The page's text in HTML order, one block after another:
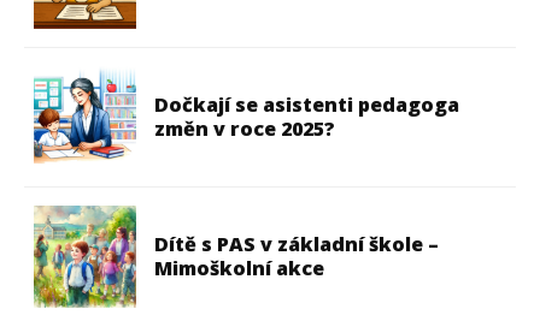
Dočkají se asistenti pedagoga
změn v roce 2025?
Dítě s PAS v základní škole –
Mimoškolní akce